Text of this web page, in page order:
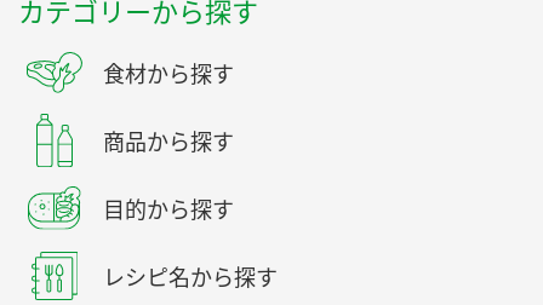
カテゴリーから探す
食材から探す
商品から探す
目的から探す
レシピ名から探す